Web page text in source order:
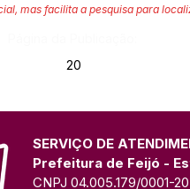
mas facilita a pesquisa para
20
SERVIÇO DE
Prefeitura de Feijó -
CNPJ 04.005.179/0001-20